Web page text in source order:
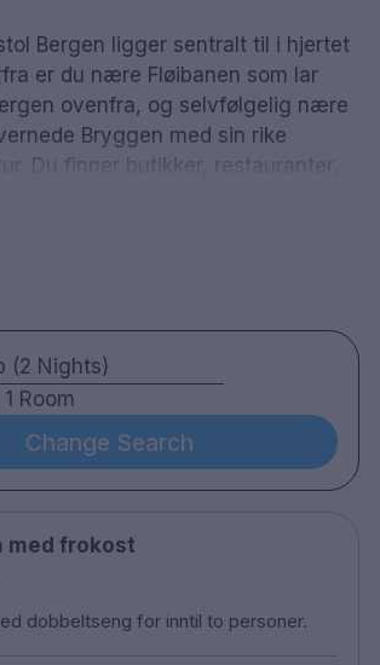
Bergen ligger sentralt til i hjertet
er du nære Fløibanen som lar
ovenfra, og selvfølgelig nære
Bryggen med sin rike
Du finner butikker, restauranter,
Bergen har lyse og fargerike
(2 Nights)
Room
Change Search
med frokost
dobbeltseng for inntil to personer.